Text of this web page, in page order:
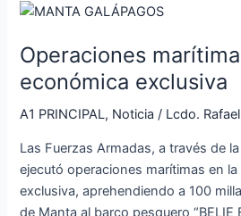
Operaciones
económica exclusiva
A1 PRINCIPAL, Noticia / Lcdo.
Las Fuerzas Armadas, a través de
ejecutó operaciones marítimas en
exclusiva, aprehendiendo a 100
de Manta al barco pesquero “BELIE
Operaciones
en
la
zona
económica